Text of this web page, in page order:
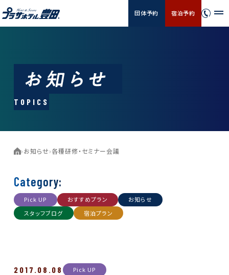
団体予約 宿泊予約
TOPICS
›お知らせ›各種研修・セミナー会議
Category:
Pick UP おすすめプラン
お知らせ
スタッフブログ
宿泊プラン
2017.08.08 Pick UP